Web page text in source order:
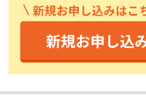
商品用途:コンプライアンス遵守
商品特徴:小型で軽量なので、電
付属品 :車両は別途レンタル、消
注意事項:運送費は別途お客様負担